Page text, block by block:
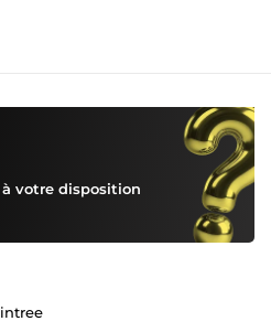
votre disposition